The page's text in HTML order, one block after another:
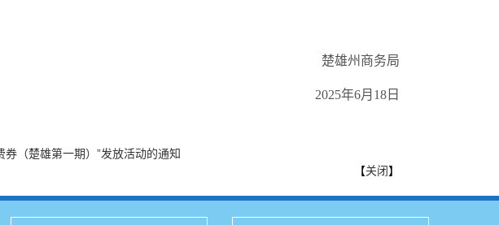
楚雄州商务局
2025年6月18日
（楚雄第一期）”发放活动的通知
【关闭】